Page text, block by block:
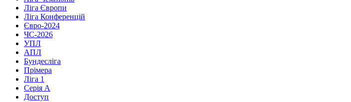
Ліга Європи
Ліга Конференцій
Євро-2024
ЧС-2026
УПЛ
АПЛ
Бундесліга
Прімера
Ліга 1
Серія А
Доступ